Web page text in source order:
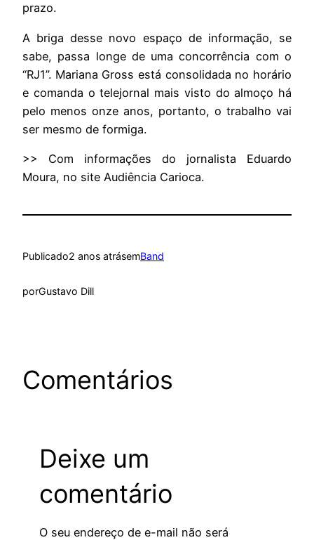
prazo.
A briga desse novo espaço de informação, se
sabe, passa longe de uma concorrência com o
“RJ1”. Mariana Gross está consolidada no horário
e comanda o telejornal mais visto do almoço há
pelo menos onze anos, portanto, o trabalho vai
ser mesmo de formiga.
>> Com informações do jornalista Eduardo
Moura, no site Audiência Carioca.
Publicado2 anos atrásemBand
porGustavo Dill
Comentários
Deixe um
comentário
O seu endereço de e-mail não será